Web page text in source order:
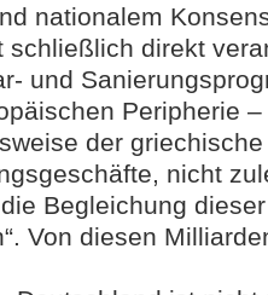
nationalem
schließlich direkt
und
Peripherie
der
nicht
Begleichung
Von diesen